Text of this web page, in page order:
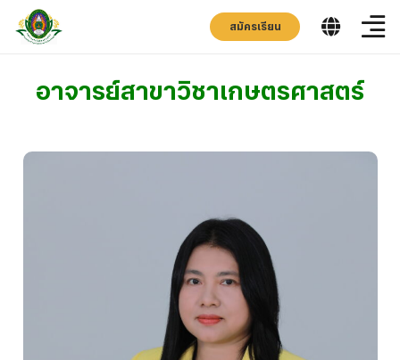
สมัครเรียน
อาจารย์สาขาวิชาเกษตรศาสตร์